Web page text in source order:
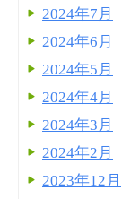
2024年7月
2024年6月
2024年5月
2024年4月
2024年3月
2024年2月
2023年12月